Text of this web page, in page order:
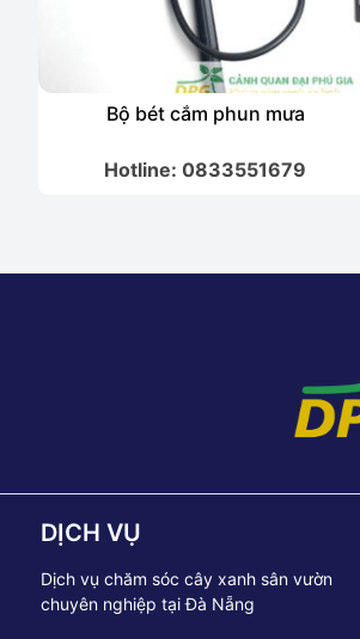
Bộ bét cắm phun mưa
Hotline: 0833551679
DỊCH VỤ
Dịch vụ chăm sóc cây xanh sân vườn
chuyên nghiệp tại Đà Nẵng